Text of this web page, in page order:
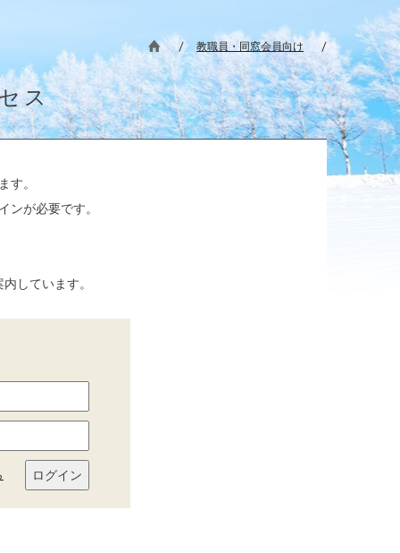
教職員・同窓会員向け
ス
す。
ンが必要です。
しています。